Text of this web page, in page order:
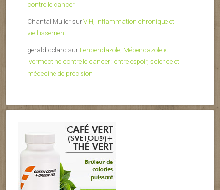
contre le cancer
Chantal MullersurVIH, inflammation chronique et
vieillissement
gerald colard sur Fenbendazole, Mébendazole et
Ivermectine contre le cancer : entre espoir, science et
médecine de précision